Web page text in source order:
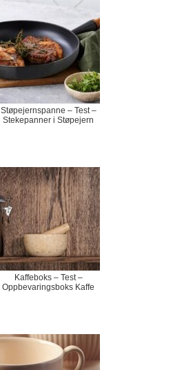
Støpejernspanne – Test –
Stekepanner i Støpejern
Kaffeboks – Test –
Oppbevaringsboks Kaffe